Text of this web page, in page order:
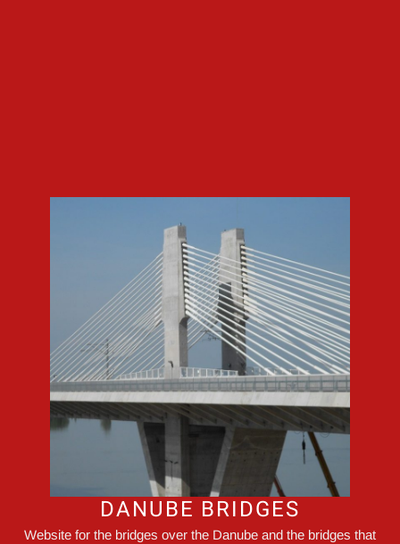
DANUBE BRIDGES
Website for the bridges over the Danube and the bridges that